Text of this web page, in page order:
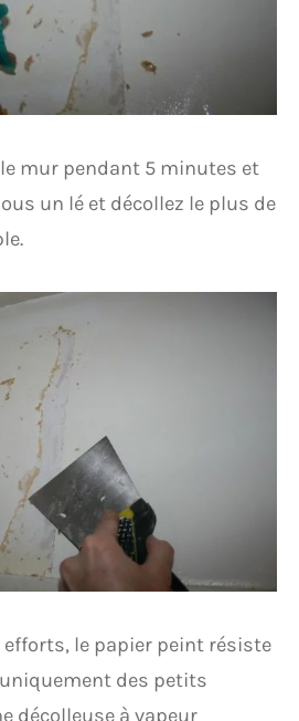
mur pendant 5 minutes et
un lé et décollez le plus de
le papier peint résiste
des petits
décolleuse à vapeur